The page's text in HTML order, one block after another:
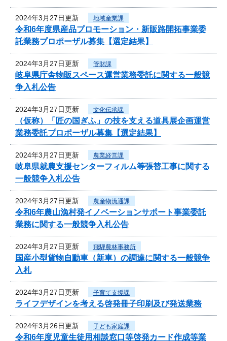
2024年3月27日更新 地域産業課
令和6年度県産品プロモーション・新販路開拓事業委
託業務プロポーザル募集【選定結果】
2024年3月27日更新 管財課
岐阜県庁舎物販スペース運営業務委託に関する一般競
争入札公告
2024年3月27日更新 文化伝承課
（仮称）「匠の国ぎふ」の技を支える道具展企画運営
業務委託プロポーザル募集【選定結果】
2024年3月27日更新 農業経営課
岐阜県就農支援センターフィルム等張替工事に関する
一般競争入札公告
2024年3月27日更新 農産物流通課
令和6年農山漁村発イノベーションサポート事業委託
業務に関する一般競争入札公告
2024年3月27日更新 飛騨農林事務所
国産小型貨物自動車（新車）の調達に関する一般競争
入札
2024年3月27日更新 子育て支援課
ライフデザインを考える啓発冊子印刷及び発送業務
2024年3月26日更新 子ども家庭課
令和6年度児童生徒用相談窓口等啓発カード作成等業